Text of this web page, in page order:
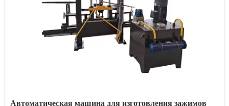
Автоматическая машина для изготовления зажимов